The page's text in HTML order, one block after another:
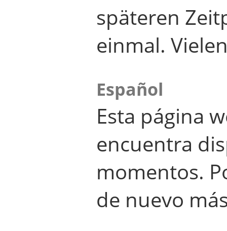
späteren
einmal.
Español
Esta página
encuentra
momentos.
de nuevo